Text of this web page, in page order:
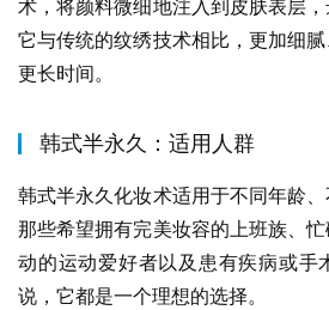
术，将颜料微细地注入到皮肤表层，
它与传统的纹绣技术相比，更加细
更长时间。
韩式半永久：适用人群
韩式半永久化妆术适用于不同年龄
那些希望拥有完美妆容的上班族、
动的运动爱好者以及患有疾病或手
说，它都是一个理想的选择。